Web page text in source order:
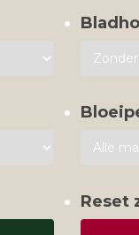
Reset